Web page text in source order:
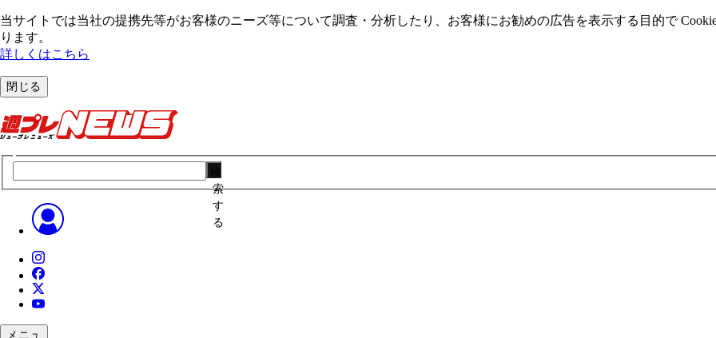
当サイトでは当社の提携先等がお客様のニーズ等について調査・分析したり、お客様にお勧めの広告を表⽰する⽬的で
ります。
詳しくはこちら
閉じる
索
す
る
メニュ